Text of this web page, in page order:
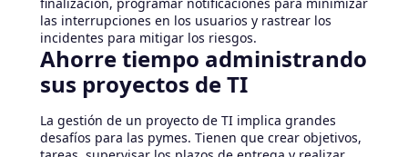
las interrupciones en los usuarios y rastrear los
incidentes para mitigar los riesgos.
Ahorre tiempo administrando
sus proyectos de TI
La gestión de un proyecto de TI implica grandes
desafíos para las pymes. Tienen que crear objetivos,